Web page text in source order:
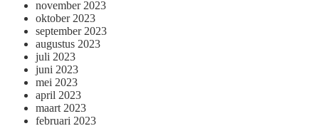
november 2023
oktober 2023
september 2023
augustus 2023
juli 2023
juni 2023
mei 2023
april 2023
maart 2023
februari 2023